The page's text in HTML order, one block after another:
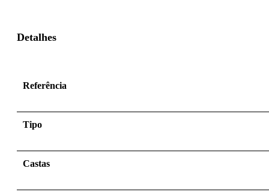
Detalhes
Referência
Tipo
Castas